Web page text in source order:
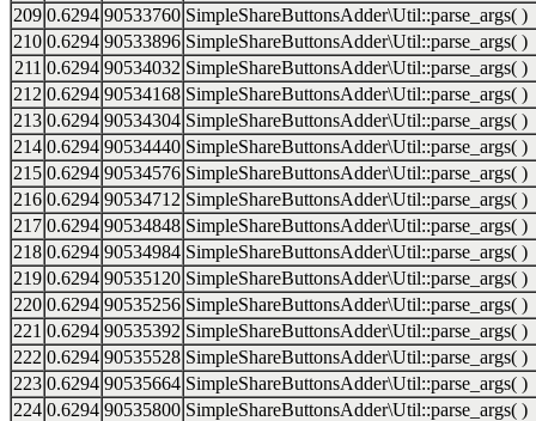
209 0.6294 90533760 SimpleShareButtonsAdder\Util::parse_args( )
210 0.6294 90533896 SimpleShareButtonsAdder\Util::parse_args( )
211 0.6294 90534032 SimpleShareButtonsAdder\Util::parse_args( )
212 0.6294 90534168 SimpleShareButtonsAdder\Util::parse_args( )
213 0.6294 90534304 SimpleShareButtonsAdder\Util::parse_args( )
214 0.6294 90534440 SimpleShareButtonsAdder\Util::parse_args( )
215 0.6294 90534576 SimpleShareButtonsAdder\Util::parse_args( )
216 0.6294 90534712 SimpleShareButtonsAdder\Util::parse_args( )
217 0.6294 90534848 SimpleShareButtonsAdder\Util::parse_args( )
218 0.6294 90534984 SimpleShareButtonsAdder\Util::parse_args( )
219 0.6294 90535120 SimpleShareButtonsAdder\Util::parse_args( )
220 0.6294 90535256 SimpleShareButtonsAdder\Util::parse_args( )
221 0.6294 90535392 SimpleShareButtonsAdder\Util::parse_args( )
222 0.6294 90535528 SimpleShareButtonsAdder\Util::parse_args( )
223 0.6294 90535664 SimpleShareButtonsAdder\Util::parse_args( )
224 0.6294 90535800 SimpleShareButtonsAdder\Util::parse_args( )